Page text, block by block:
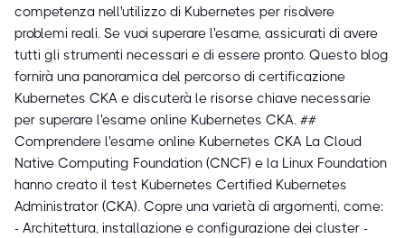
competenza nell'utilizzo di Kubernetes per risolvere
problemi reali. Se vuoi superare l'esame, assicurati di avere
tutti gli strumenti necessari e di essere pronto. Questo blog
fornirà una panoramica del percorso di certificazione
Kubernetes CKA e discuterà le risorse chiave necessarie
per superare l'esame online Kubernetes CKA. ##
Comprendere l'esame online Kubernetes CKA La Cloud
Native Computing Foundation (CNCF) e la Linux Foundation
hanno creato il test Kubernetes Certified Kubernetes
Administrator (CKA). Copre una varietà di argomenti, come:
- Architettura, installazione e configurazione dei cluster -